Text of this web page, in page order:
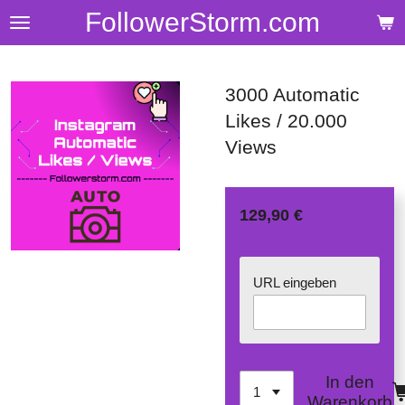
Zum
Hauptinhalt
FollowerStorm.com
3000 Automatic
Likes / 20.000
Views
129,90 €
URL eingeben
In den